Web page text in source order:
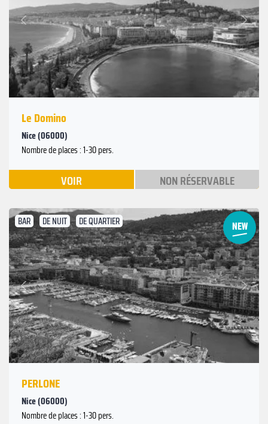
Précédent
Suivant
Le Domino
Nice (06000)
Nombre de places : 1-30 pers.
VOIR NON RÉSERVABLE
BAR DE NUIT DE QUARTIER
Précédent
Suivant
PERLONE
Nice (06000)
Nombre de places : 1-30 pers.